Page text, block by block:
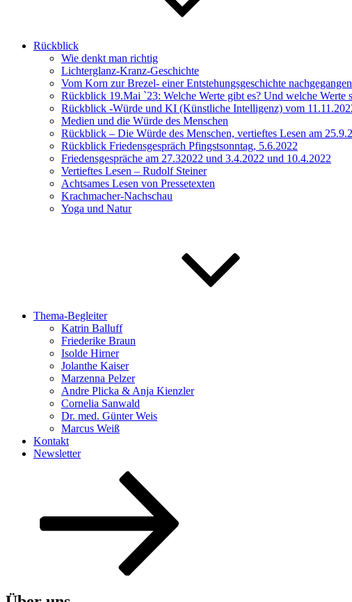
Rückblick
Wie denkt man richtig
Lichterglanz-Kranz-Geschichte
Vom Korn zur Brezel- einer Entstehungsgeschichte nachgegangen
Rückblick 19.Mai `23: Welche Werte gibt es? Und welche Werte
Rückblick -Würde und KI (Künstliche Intelligenz) vom
Medien und die Würde des Menschen
Rückblick – Die Würde des Menschen, vertieftes Lesen am
Rückblick Friedensgespräch Pfingstsonntag, 5.6.2022
Friedensgespräche am 27.32022 und 3.4.2022 und 10.4.2022
Vertieftes Lesen – Rudolf Steiner
Achtsames Lesen von Pressetexten
Krachmacher-Nachschau
Yoga und Natur
Thema-Begleiter
Katrin Balluff
Friederike Braun
Isolde Hirner
Jolanthe Kaiser
Marzenna Pelzer
Andre Plicka & Anja Kienzler
Cornelia Sanwald
Dr. med. Günter Weis
Marcus Weiß
Kontakt
Newsletter